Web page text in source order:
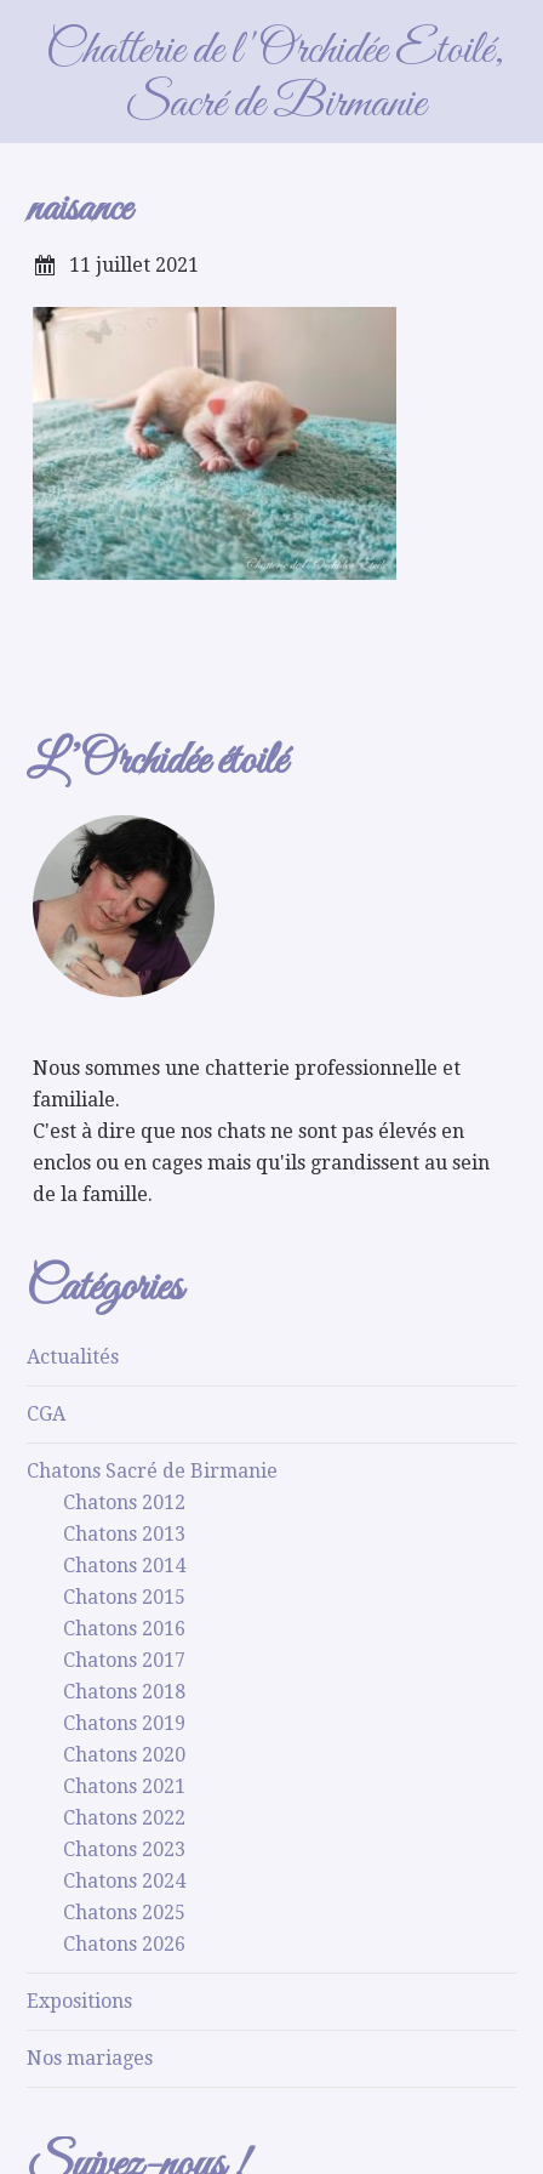
Chatterie de l'Orchidée Etoilé,
Sacré de Birmanie
naisance
naisance
11 juillet 2021
L’Orchidée étoilé
Nous sommes une chatterie professionnelle et
familiale.
C'est à dire que nos chats ne sont pas élevés en
enclos ou en cages mais qu'ils grandissent au sein
de la famille.
Catégories
Actualités
CGA
Chatons Sacré de Birmanie
Chatons 2012
Chatons 2013
Chatons 2014
Chatons 2015
Chatons 2016
Chatons 2017
Chatons 2018
Chatons 2019
Chatons 2020
Chatons 2021
Chatons 2022
Chatons 2023
Chatons 2024
Chatons 2025
Chatons 2026
Expositions
Nos mariages